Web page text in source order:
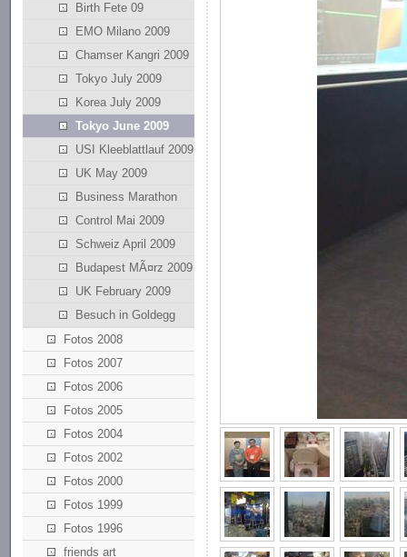
Birth Fete 09
EMO Milano 2009
Chamser Kangri 2009
Tokyo July 2009
Korea July 2009
Tokyo June 2009
USI Kleeblattlauf 2009
UK May 2009
Business Marathon
Control Mai 2009
Schweiz April 2009
Budapest MÃ¤rz 2009
UK February 2009
Besuch in Goldegg
Fotos 2008
Fotos 2007
Fotos 2006
Fotos 2005
Fotos 2004
Fotos 2002
Fotos 2000
Fotos 1999
Fotos 1996
friends art